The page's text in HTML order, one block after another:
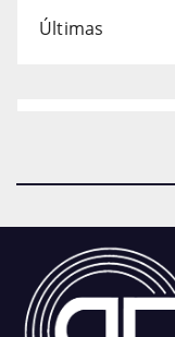
Últimas